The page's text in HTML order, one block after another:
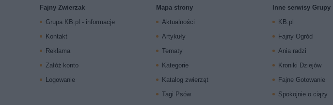
Fajny Zwierzak
Grupa KB.pl - informacje
Kontakt
Reklama
Załóż konto
Logowanie
Mapa strony
Aktualności
Artykuły
Tematy
Kategorie
Katalog zwierząt
Tagi Psów
Inne serwisy Grupy
KB.pl
Fajny Ogród
Ania radzi
Kroniki Dziejów
Fajne Gotowanie
Spokojnie o ciąży